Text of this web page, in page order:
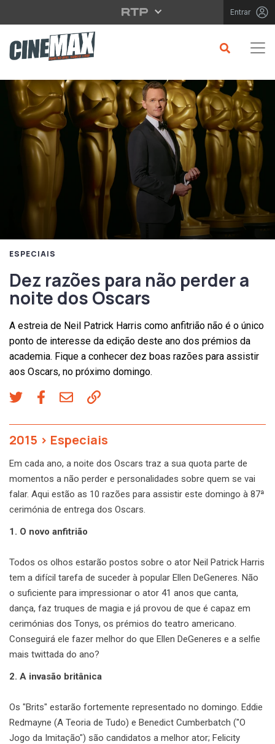
Saltar para o conteúdo principal Entrar
ESPECIAIS
Dez razões para não perder a
noite dos Oscars
A estreia de Neil Patrick Harris como anfitrião não é o único
ponto de interesse da edição deste ano dos prémios da
academia. Fique a conhecer dez boas razões para assistir
aos Oscars, no próximo domingo.
2015 > Especiais
Em cada ano, a noite dos Oscars traz a sua quota parte de
momentos a não perder e personalidades sobre quem se vai
falar. Aqui estão as 10 razões para assistir este domingo à 87ª
cerimónia de entrega dos Oscars.
1. O novo anfitrião
Todos os olhos estarão postos sobre o ator Neil Patrick Harris
tem a difícil tarefa de suceder à popular Ellen DeGeneres. Não
o suficiente para impressionar o ator 41 anos que canta,
dança, faz truques de magia e já provou de que é capaz em
cerimónias dos Tonys, os prémios do teatro americano.
Conseguirá ele fazer melhor do que Ellen DeGeneres e a selfie
mais twittada do ano?
2. A invasão britânica
Os "Brits" estarão fortemente representado no domingo. Eddie
Redmayne (A Teoria de Tudo) e Benedict Cumberbatch ("O
Jogo da Imitação") são candidatos a melhor ator; Felicity